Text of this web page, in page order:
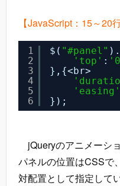
【JavaScript：15～20
1
2
3
4
5
6
$( "#panel"
'top' :
},{<br>
'easing'
});
jQueryのアニメーシ
パネルの位置はCSSで
対配置として指定して